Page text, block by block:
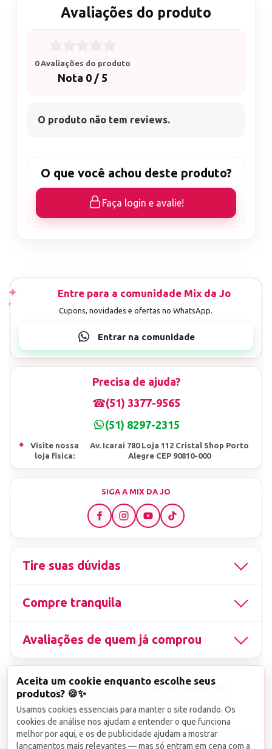
Avaliações do produto
0 Avaliações do produto
Nota 0 / 5
O produto não tem reviews.
O que você achou deste produto?
Faça login e avalie!
Precisa de ajuda?
☎(51) 3377-9565
(51) 8297-2315
⌖
Visite nossa
loja fisica:
Av. Icarai 780 Loja 112 Cristal Shop Porto
Alegre CEP 90810-000
SIGA A MIX DA JO
Tire suas dúvidas
Compre tranquila
Avaliações de quem já comprou
▤ CNPJ13.851.519/0001-25
de imagens ou conteúdos deste site é proibido e
viola a Lei de Direitos Autorais nº 9.610/98.
Infrações serão denunciadas diretamente ao órgão competente.
Aceita um cookie enquanto escolhe seus
produtos? 🍪✨
Usamos cookies essenciais para manter o site rodando. Os
cookies de análise nos ajudam a entender o que funciona
melhor por aqui, e os de publicidade ajudam a mostrar
lançamentos mais relevantes — mas só entram em cena com a